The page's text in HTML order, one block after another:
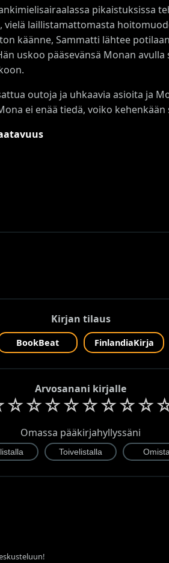
pikaistuksissa
laillistamattomasta
käänne, Sammatti lähtee
uskoo pääsevänsä Monan
outoja ja uhkaavia asioita ja
ei enää tiedä, voiko
Kirjan tilaus
BookBeat FinlandiaKirja
Arvosanani kirjalle
☆☆☆☆☆☆☆☆
Omassa pääkirjahyllyssäni